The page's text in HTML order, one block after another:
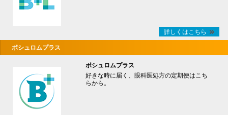
詳しくはこちら
ボシュロムプラス
ボシュロムプラス
好きな時に届く、眼科医処方の定期便はこち
らから。